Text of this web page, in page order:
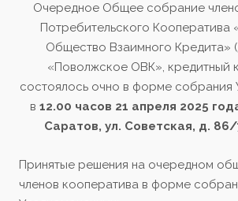
Очередное Общее собрание
Потребительского Кооператива
Общество Взаимного Кредита»
«Поволжское ОВК», кредитный
состоялось очно в форме собрания
в 12.00 часов 21 апреля 2025
Саратов, ул. Советская, д. 86/
Принятые решения на очередном
членов кооператива в форме